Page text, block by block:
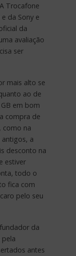
Trocafone
da Sony e
da
avaliação
ser
mais alto se
ao de
em bom
compra de
como na
antigos, a
desconto na
estiver
todo o
fica com
pelo seu
da
antes